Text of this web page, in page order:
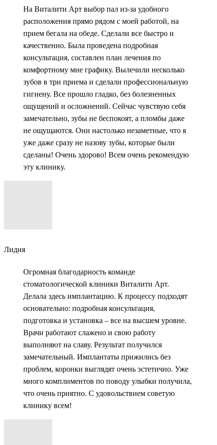
На Виталити Арт выбор пал из-за удобного
расположения прямо рядом с моей работой, на
прием бегала на обеде. Сделали все быстро и
качественно. Была проведена подробная
консультация, составлен план лечения по
комфортному мне графику. Вылечили несколько
зубов в три приема и сделали профессиональную
гигиену. Все прошло гладко, без болезненных
ощущений и осложнений. Сейчас чувствую себя
замечательно, зубы не беспокоят, а пломбы даже
не ощущаются. Они настолько незаметные, что я
уже даже сразу не назову зубы, которые были
сделаны! Очень здорово! Всем очень рекомендую
эту клинику.
Лидия
Огромная благодарность команде
стоматологической клиники Виталити Арт.
Делала здесь имплантацию. К процессу подходят
основательно: подробная консультация,
подготовка и установка – все на высшем уровне.
Врачи работают слажено и свою работу
выполняют на славу. Результат получился
замечательный. Имплантаты прижились без
проблем, коронки выглядят очень эстетично. Уже
много комплиментов по поводу улыбки получила,
что очень приятно. С удовольствием советую
клинику всем!